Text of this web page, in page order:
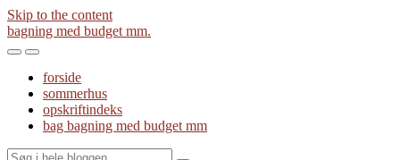
Skip to the content
bagning med budget mm.
Toggle
mobile
menu
Toggle
the
search
field
forside
sommerhus
opskriftindeks
bag bagning med budget mm